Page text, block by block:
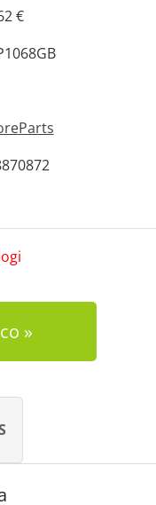
€